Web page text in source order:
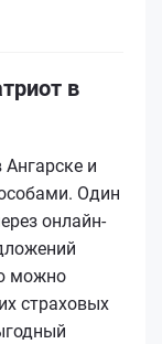
в
и
Один
онлайн-
можно
страховых